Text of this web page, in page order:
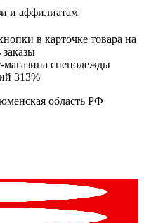
и аффилиатам
в карточке товара на
спецодежды
313%
область РФ